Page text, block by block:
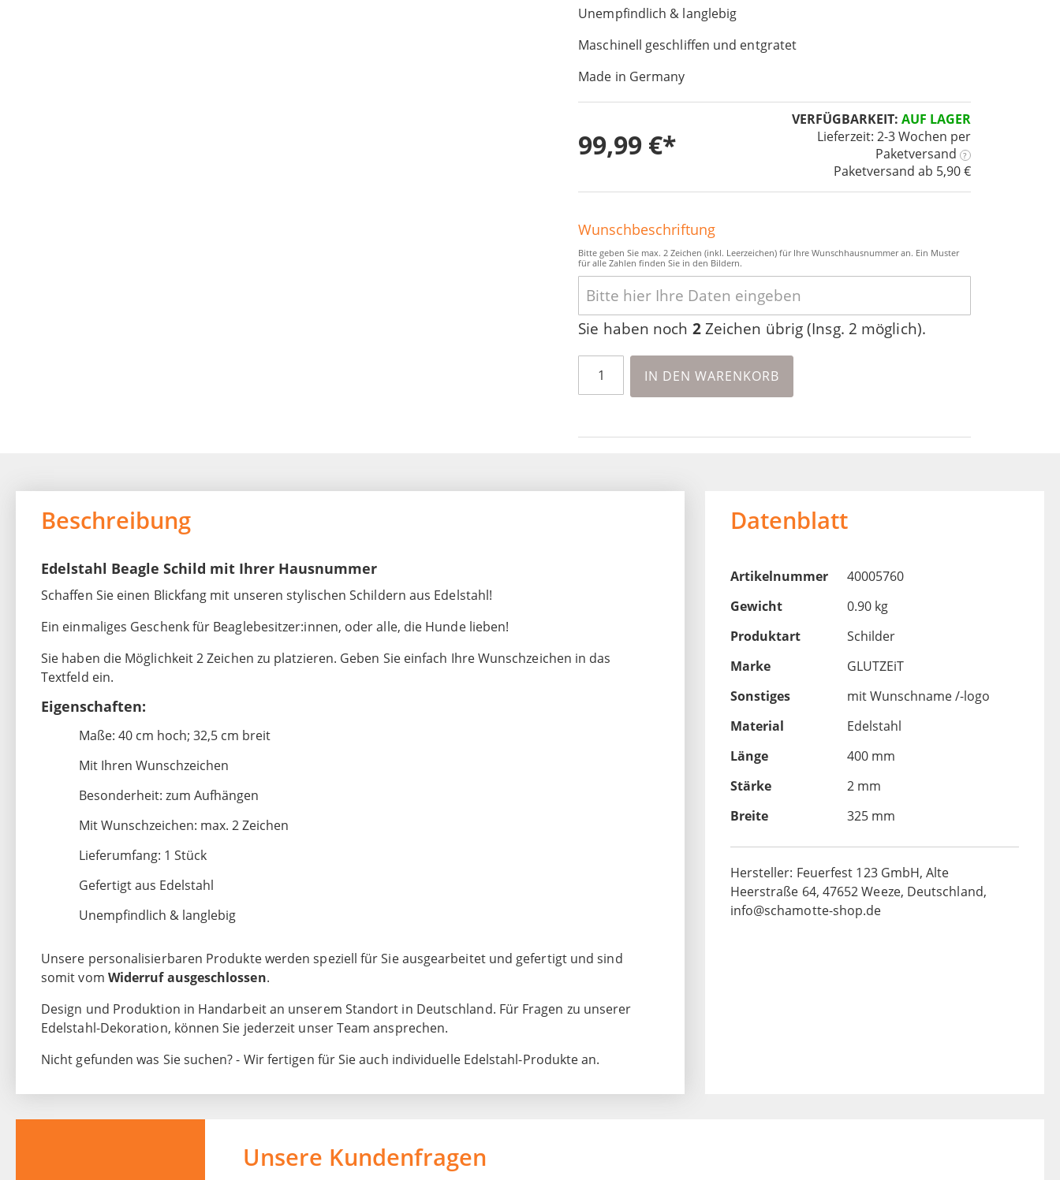
Unempfindlich & langlebig
Maschinell geschliffen und entgratet
Made in Germany
VERFÜGBARKEIT: AUF LAGER
Lieferzeit: 2-3 Wochen per
Paketversand
?
Paketversand ab 5,90 €
99,99 €
Wunschbeschriftung
Bitte geben Sie max. 2 Zeichen (inkl. Leerzeichen) für Ihre Wunschhausnummer an. Ein Muster
für alle Zahlen finden Sie in den Bildern.
Sie haben noch 2Zeichen übrig (Insg. 2 möglich).
IN DEN WARENKORB
Beschreibung
Edelstahl Beagle Schild mit Ihrer Hausnummer
Schaffen Sie einen Blickfang mit unseren stylischen Schildern aus Edelstahl!
Ein einmaliges Geschenk für Beaglebesitzer:innen, oder alle, die Hunde lieben!
Sie haben die Möglichkeit 2 Zeichen zu platzieren. Geben Sie einfach Ihre Wunschzeichen in das
Textfeld ein.
Eigenschaften:
Maße: 40 cm hoch; 32,5 cm breit
Mit Ihren Wunschzeichen
Besonderheit: zum Aufhängen
Mit Wunschzeichen: max. 2 Zeichen
Lieferumfang: 1 Stück
Gefertigt aus Edelstahl
Unempfindlich & langlebig
Unsere personalisierbaren Produkte werden speziell für Sie ausgearbeitet und gefertigt und sind
somit vom Widerruf ausgeschlossen.
Design und Produktion in Handarbeit an unserem Standort in Deutschland. Für Fragen zu unserer
Edelstahl-Dekoration, können Sie jederzeit unser Team ansprechen.
Nicht gefunden was Sie suchen? - Wir fertigen für Sie auch individuelle Edelstahl-Produkte an.
Datenblatt
Artikelnummer
40005760
Gewicht
0.90 kg
Produktart
Schilder
Marke
GLUTZEiT
Sonstiges
mit Wunschname /-logo
Material
Edelstahl
Länge
400 mm
Stärke
2 mm
Breite
325 mm
Hersteller: Feuerfest 123 GmbH, Alte
Heerstraße 64, 47652 Weeze, Deutschland,
info@schamotte-shop.de
Unsere Kundenfragen